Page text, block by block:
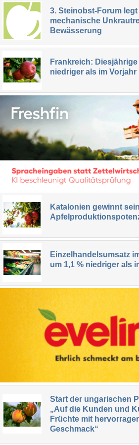
3. Steinobst-Forum
mechanische
Bewässerung
Frankreich:
niedriger als im Vorjahr
Katalonien gewinnt sein
Einzelhandelsumsatz
um 1,1 % niedriger als
Start der ungarischen
„Auf die Kunden und
Früchte mit
Geschmack“